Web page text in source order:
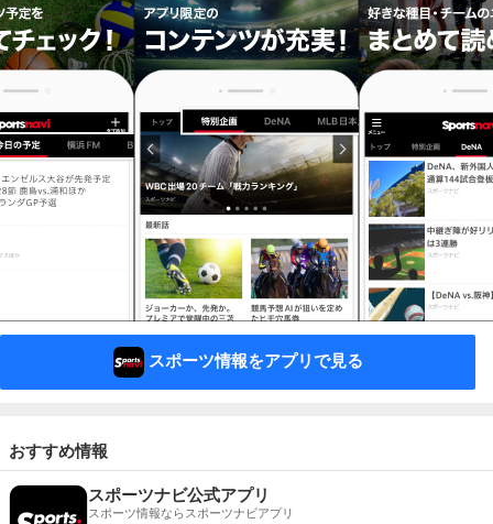
スポーツ情報をアプリで見る
おすすめ情報
スポーツナビ公式アプリ
スポーツ情報ならスポーツナビアプリ